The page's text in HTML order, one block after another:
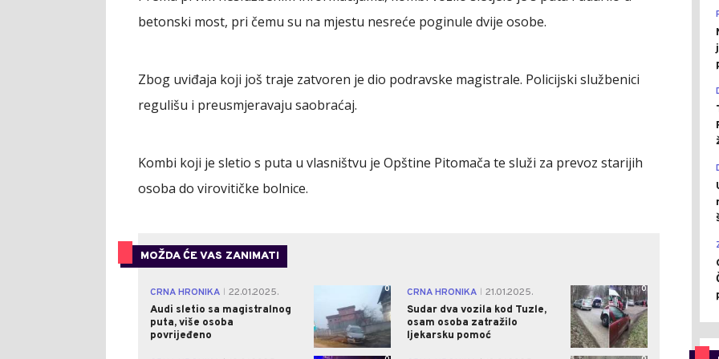
betonski most, pri čemu su na mjestu nesreće poginule dvije osobe.
Zbog uviđaja koji još traje zatvoren je dio podravske magistrale. Policijski službenici
regulišu i preusmjeravaju saobraćaj.
Kombi koji je sletio s puta u vlasništvu je Opštine Pitomača te služi za prevoz starijih
osoba do virovitičke bolnice.
MOŽDA ĆE VAS ZANIMATI
CRNA HRONIKA
22.01.2025.
Audi sletio sa magistralnog
puta, više osoba
povrijeđeno
0 CRNA HRONIKA
21.01.2025.
Sudar dva vozila kod Tuzle,
osam osoba zatražilo
ljekarsku pomoć
0